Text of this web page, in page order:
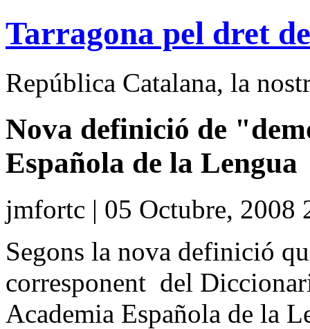
Tarragona pel dret
República Catalana, la
Nova definició de
Española de la Lengua
jmfortc | 05 Octubre, 2008
Segons la nova definició
corresponent del
Academia Española de la